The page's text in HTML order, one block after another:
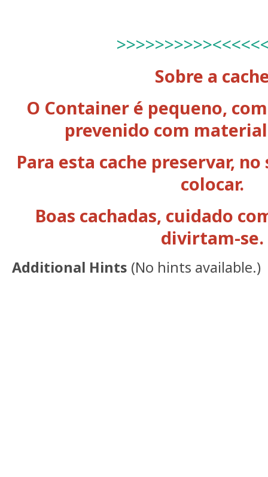
Sobre a
O Container é pequeno,
prevenido com
Para esta cache preservar,
colocar.
Boas cachadas, cuidado
divirtam-se.
Additional Hints (No hints available.)